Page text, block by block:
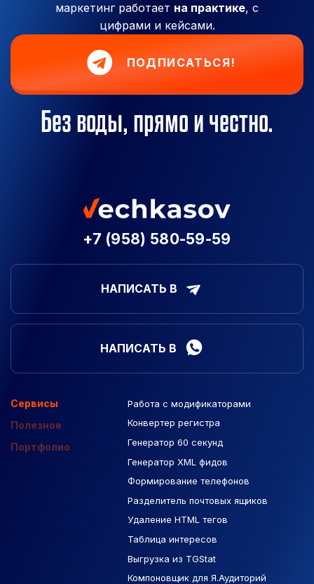
маркетинг работает на практике, с
цифрами и кейсами.
ПОДПИСАТЬСЯ!
Без воды, прямо и честно.
+7 (958) 580-59-59
НАПИСАТЬ В
НАПИСАТЬ В
Сервисы
Полезное
Портфолио
Работа с модификаторами
Конвертер регистра
Генератор 60 секунд
Генератор XML фидов
Формирование телефонов
Разделитель почтовых ящиков
Удаление HTML тегов
Таблица интересов
Выгрузка из TGStat
Компоновщик для Я.Аудиторий
Подборка сайтов
Макеты Figma
База Яндекс Карты
РСЯ площадки
Созданные сайты
Контекстная реклама